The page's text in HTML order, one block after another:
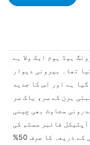
ہیڈ ہوم ایک ولا ہے
گیا تھا۔ بیرونی دیوار
ہے اور اس کا جدید
ہرن کے سر، یاک سر
سجاوٹ بھی چینی
فائبر سسٹم کی
بجلی کی کھپت اسی دریائے زرد روشنی کے ذریعہ کا صرف 50%